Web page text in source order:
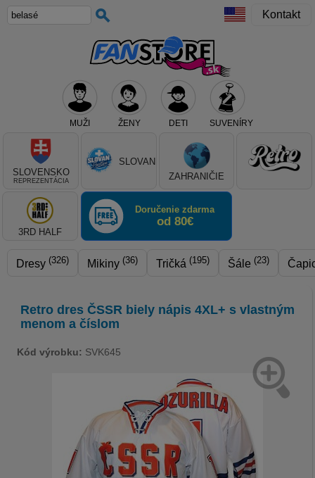
Kontakt
MUŽI ŽENY DETI SUVENÍRY
Teraz vyberte klub, alebo typ výrobku
SLOVENSKO
REPREZENTÁCIA
SLOVAN
ZAHRANIČIE
3RD HALF
Doručenie zdarma
od 80€
Dresy (326) Mikiny (36) Tričká (195) Šále (23)
Retro dres ČSSR biely nápis 4XL+ s vlastným
menom a číslom
Kód výrobku: SVK645